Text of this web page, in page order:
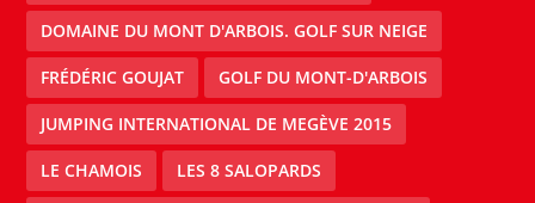
DOMAINE DU MONT D'ARBOIS. GOLF SUR NEIGE
FRÉDÉRIC GOUJAT GOLF DU MONT-D'ARBOIS
JUMPING INTERNATIONAL DE MEGÈVE 2015
LE CHAMOIS LES 8 SALOPARDS